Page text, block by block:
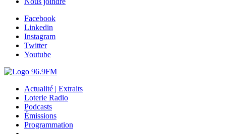
Facebook
Linkedin
Instagram
Twitter
Youtube
Actualité | Extraits
Loterie Radio
Podcasts
Émissions
Programmation